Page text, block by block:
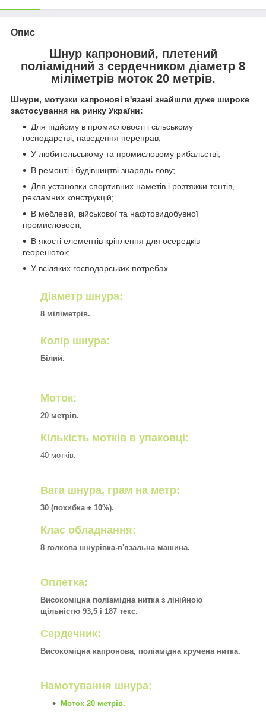
Опис
Шнур капроновий, плетений
поліамідний з сердечником діаметр 8
міліметрів моток 20 метрів.
Шнури, мотузки капронові в'язані знайшли дуже широке
застосування на ринку України:
Для підйому в промисловості і сільському
господарстві, наведення переправ;
У любительському та промисловому рибальстві;
В ремонті і будівництві знарядь лову;
Для установки спортивних наметів і розтяжки тентів,
рекламних конструкцій;
В меблевій, військової та нафтовидобувної
промисловості;
В якості елементів кріплення для осередків
георешоток;
У всіляких господарських потребах.
Діаметр шнура:
8 міліметрів.
Колір шнура:
Білий.
Моток:
20 метрів.
Кількість мотків в упаковці:
40 мотків.
Вага шнура, грам на метр:
30 (похибка ± 10%).
Клас обладнання:
8 голкова шнурівка-в'язальна машина.
Оплетка:
Високоміцна поліамідна нитка з лінійною
щільністю 93,5 і 187 текс.
Сердечник:
Високоміцна капронова, поліамідна кручена нитка.
Намотування шнура:
Моток 20 метрів.